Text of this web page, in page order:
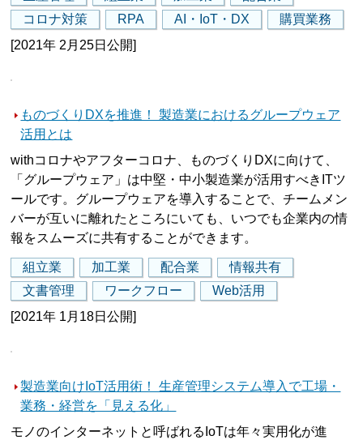
コロナ対策
RPA AI・IoT・DX
購買業務
[2021年 2月25日公開]
ものづくりDXを推進！ 製造業におけるグループウェア
活用とは
withコロナやアフターコロナ、ものづくりDXに向けて、
「グループウェア」は中堅・中小製造業が活用すべきITツ
ールです。グループウェアを導入することで、チームメン
バーが互いに離れたところにいても、いつでも企業内の情
報をスムーズに共有することができます。
組立業 加工業 配合業
情報共有
文書管理
ワークフロー
Web活用
[2021年 1月18日公開]
製造業向けIoT活用術！ 生産管理システム導入で工場・
業務・経営を「見える化」
モノのインターネットと呼ばれるIoTは年々実用化が進